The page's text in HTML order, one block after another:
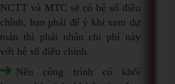
NCTT và MTC sẽ có hệ số điều
chỉnh, bạn phải để ý khi xem dự
toán thì phải nhân chi phí này
với hệ số điều chỉnh.
Nếu công trình có khối